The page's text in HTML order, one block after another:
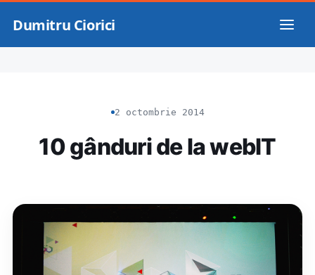
Dumitru Ciorici
2 octombrie 2014
10 gânduri de la webIT